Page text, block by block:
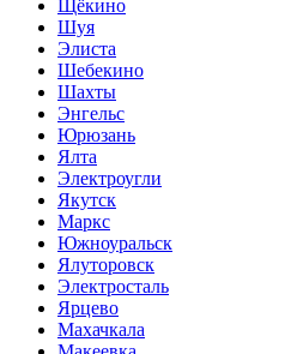
Щёкино
Шуя
Элиста
Шебекино
Шахты
Энгельс
Юрюзань
Ялта
Электроугли
Якутск
Маркс
Южноуральск
Ялуторовск
Электросталь
Ярцево
Махачкала